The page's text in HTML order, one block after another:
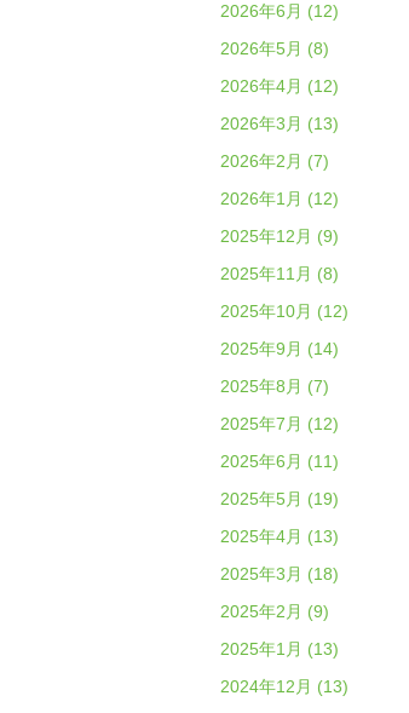
2026年6月 (12)
2026年5月 (8)
2026年4月 (12)
2026年3月 (13)
2026年2月 (7)
2026年1月 (12)
2025年12月 (9)
2025年11月 (8)
2025年10月 (12)
2025年9月 (14)
2025年8月 (7)
2025年7月 (12)
2025年6月 (11)
2025年5月 (19)
2025年4月 (13)
2025年3月 (18)
2025年2月 (9)
2025年1月 (13)
2024年12月 (13)